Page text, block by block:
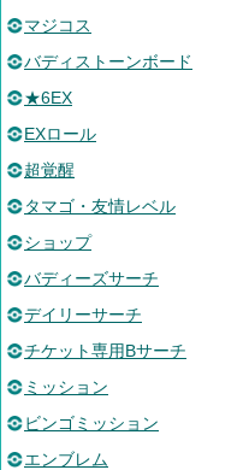
マジコス
バディストーンボード
★6EX
EXロール
超覚醒
タマゴ・友情レベル
ショップ
バディーズサーチ
デイリーサーチ
チケット専用Bサーチ
ミッション
ビンゴミッション
エンブレム